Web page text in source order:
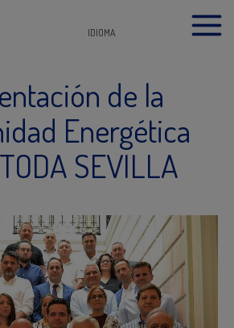
IDIOMA
de la
Energética
SEVILLA